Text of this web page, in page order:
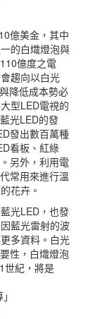
億美金，其中
的白熾燈泡與
億度之電
趨向以白光
降低成本勢必
型LED電視的
光LED的發
發出數百萬種
看板、紅綠
另外，利用電
常用來進行溫
花卉。
光LED，也發
藍光雷射的波
多資料。白光
性，白熾燈泡
世紀，將是